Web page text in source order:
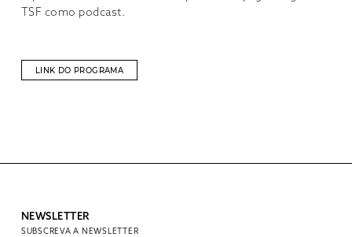
TSF como podcast.
LINK DO PROGRAMA
NEWSLETTER
SUBSCREVA A NEWSLETTER